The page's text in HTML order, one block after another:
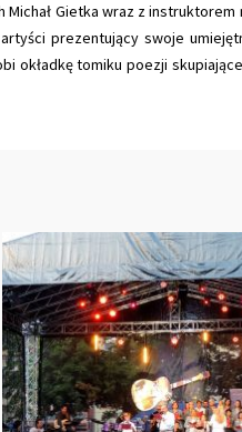
Gietka wraz z
prezentujący swoje
okładkę tomiku poezji